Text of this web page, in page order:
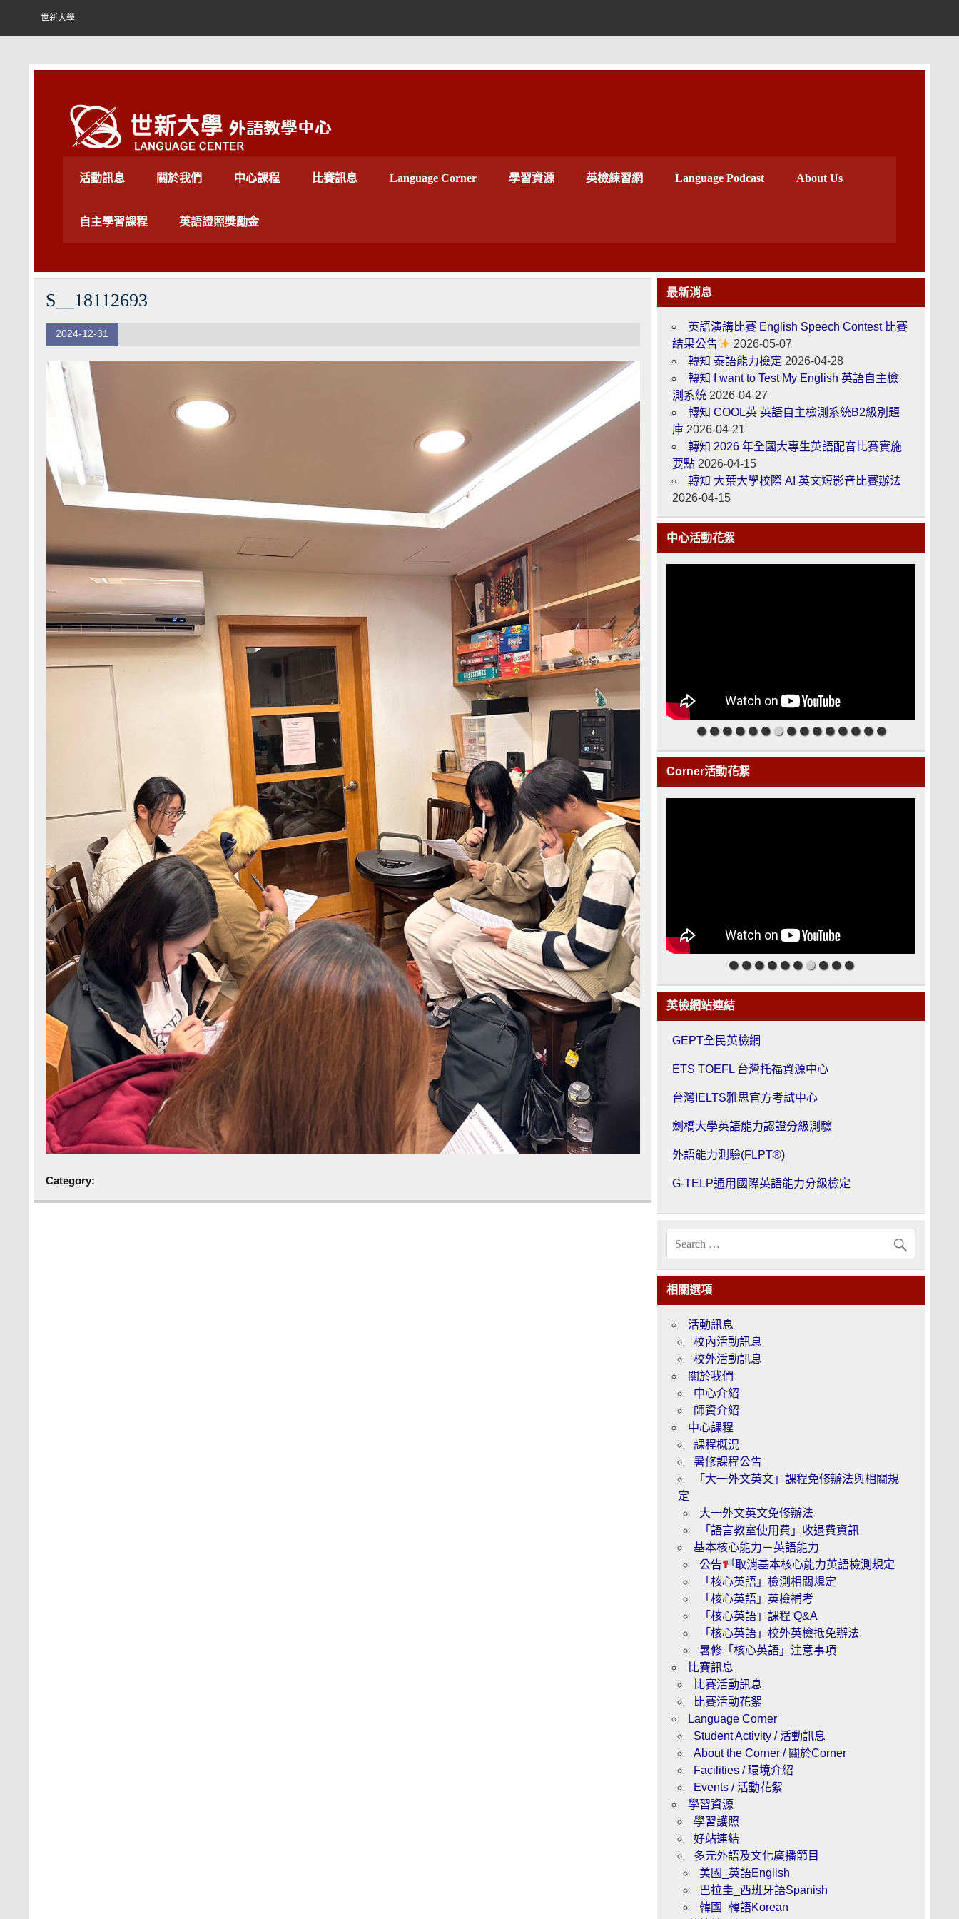
世新大學
活動訊息
關於我們 中心課程 比賽訊息 Language Corner 學習資源 英檢練習網 Language Podcast About Us
自主學習課程 英語證照獎勵金
S__18112693
2024-12-31
Category:
最新消息
英語演講比賽 English Speech Contest 比賽
結果公告
2026-05-07
轉知 泰語能力檢定 2026-04-28
轉知 I want to Test My English 英語自主檢
測系統 2026-04-27
轉知 COOL英 英語自主檢測系統B2級別題
庫 2026-04-21
轉知 2026 年全國大專生英語配音比賽實施
要點 2026-04-15
轉知 大葉大學校際 AI 英文短影音比賽辦法
2026-04-15
中心活動花絮
Corner活動花絮
英檢網站連結
GEPT全民英檢網
ETS TOEFL 台灣托福資源中心
台灣IELTS雅思官方考試中心
劍橋大學英語能力認證分級測驗
外語能力測驗(FLPT®)
G-TELP通用國際英語能力分級檢定
相關選項
活動訊息
校內活動訊息
校外活動訊息
關於我們
中心介紹
師資介紹
中心課程
課程概況
暑修課程公告
「大一外文英文」課程免修辦法與相關規
定
大一外文英文免修辦法
「語言教室使用費」收退費資訊
基本核心能力－英語能力
公告
取消基本核心能力英語檢測規定
「核心英語」檢測相關規定
「核心英語」英檢補考
「核心英語」課程 Q&A
「核心英語」校外英檢抵免辦法
暑修「核心英語」注意事項
比賽訊息
比賽活動訊息
比賽活動花絮
Language Corner
Student Activity / 活動訊息
About the Corner / 關於Corner
Facilities / 環境介紹
Events / 活動花絮
學習資源
學習護照
好站連結
多元外語及文化廣播節目
美國_英語English
巴拉圭_西班牙語Spanish
韓國_韓語Korean